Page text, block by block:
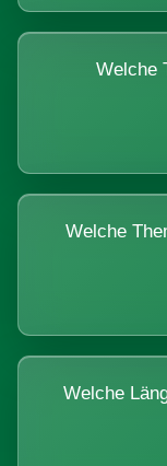
Welche
Welche
Welche